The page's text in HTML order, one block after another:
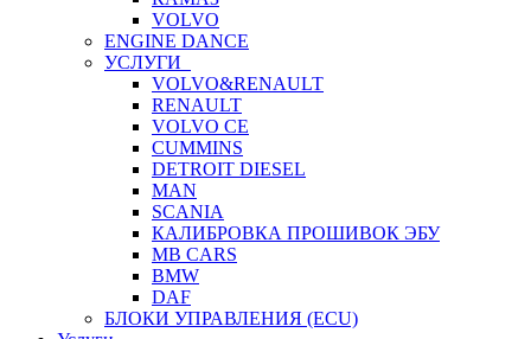
VOLVO
ENGINE DANCE
УСЛУГИ
VOLVO&RENAULT
RENAULT
VOLVO CE
CUMMINS
DETROIT DIESEL
MAN
SCANIA
КАЛИБРОВКА ПРОШИВОК ЭБУ
MB CARS
BMW
DAF
БЛОКИ УПРАВЛЕНИЯ (ECU)